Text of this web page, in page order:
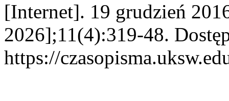
[Internet]. 19 grudzień
2026];11(4):319-48.
https://